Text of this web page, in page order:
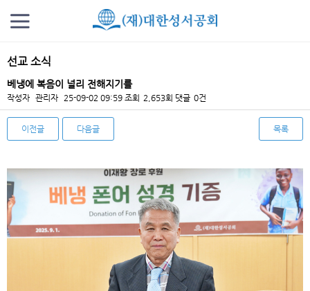
선교 소식
베냉에 복음이 널리 전해지기를
작성자 관리자 25-09-02 09:59 조회 2,653회 댓글 0건
이전글 다음글 목록